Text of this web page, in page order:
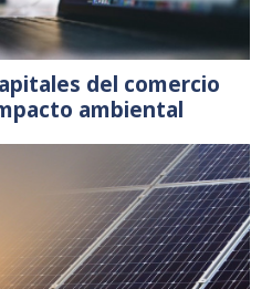
del comercio
ambiental